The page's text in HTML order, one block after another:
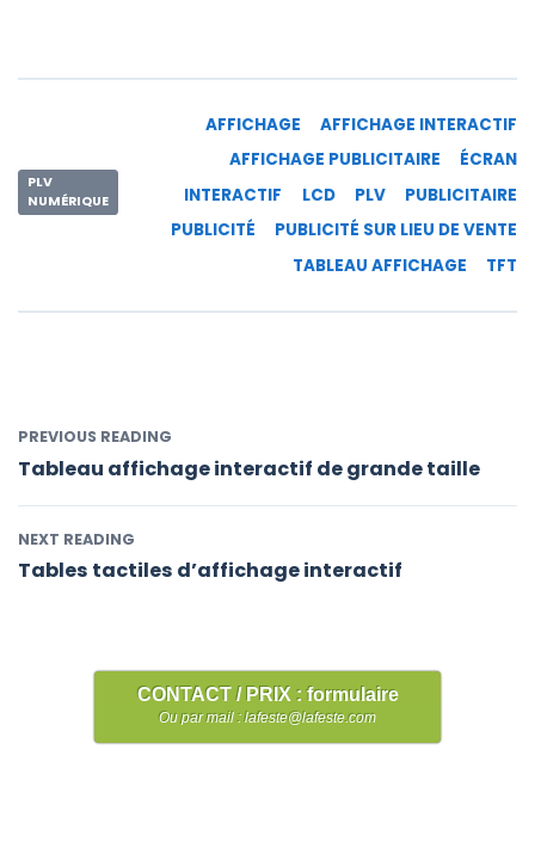
PLV
NUMÉRIQUE
AFFICHAGE
AFFICHAGE INTERACTIF
AFFICHAGE PUBLICITAIRE
ÉCRAN
INTERACTIF
LCD PLV
PUBLICITAIRE
PUBLICITÉ
PUBLICITÉ SUR LIEU DE VENTE
TABLEAU AFFICHAGE
TFT
PREVIOUS READING
Tableau affichage interactif de grande taille
NEXT READING
Tables tactiles d’affichage interactif
CONTACT / PRIX : formulaire
Ou par mail : lafeste@lafeste.com